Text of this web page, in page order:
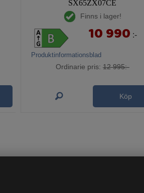
SX65ZX07CE
Finns i lager!
Produktinformationsblad
10 990 :-
Ordinarie pris: 12 995:-
Köp